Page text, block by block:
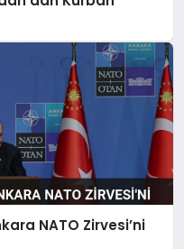
NATO Zirvesi’ni